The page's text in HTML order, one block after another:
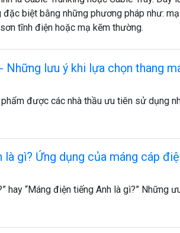
biệt bằng những phương pháp như:
tĩnh điện hoặc mạ kẽm thường.
Những lưu ý khi lựa chọn thang
được các nhà thầu ưu tiên sử dụng
gì? Ứng dụng của máng cáp
hay “Máng điện tiếng Anh là gì?” Những